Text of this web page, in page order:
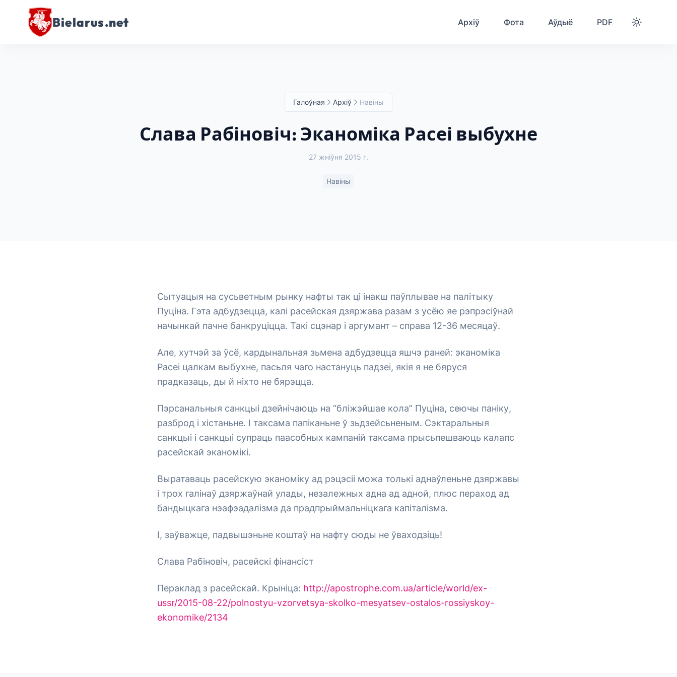
Bielarus.net Архіў Фота Аўдыё PDF
Галоўная Архіў Навіны
Слава Рабіновіч: Эканоміка Расеі выбухне
27 жніўня 2015 г.
Навіны
Сытуацыя на сусьветным рынку нафты так ці інакш паўплывае на палітыку
Пуціна. Гэта адбудзецца, калі расейская дзяржава разам з усёю яе рэпрэсіўнай
начынкай пачне банкруціцца. Такі сцэнар і аргумант – справа 12-36 месяцаў.
Але, хутчэй за ўсё, кардынальная зьмена адбудзецца яшчэ раней: эканоміка
Расеі цалкам выбухне, пасьля чаго настануць падзеі, якія я не бяруся
прадказаць, ды й ніхто не бярэцца.
Пэрсанальныя санкцыі дзейнічаюць на “бліжэйшае кола” Пуціна, сеючы паніку,
разброд і хістаньне. І таксама папіканьне ў зьдзейсьненым. Сэктаральныя
санкцыі і санкцыі супраць паасобных кампаній таксама прысьпешваюць калапс
расейскай эканомікі.
Выратаваць расейскую эканоміку ад рэцэсіі можа толькі аднаўленьне дзяржавы
і трох галінаў дзяржаўнай улады, незалежных адна ад адной, плюс пераход ад
бандыцкага нэафэадалізма да прадпрыймальніцкага капіталізма.
І, заўважце, падвышэньне коштаў на нафту сюды не ўваходзіць!
Слава Рабіновіч, расейскі фінансіст
Пераклад з расейскай. Крыніца: http://apostrophe.com.ua/article/world/ex-
ussr/2015-08-22/polnostyu-vzorvetsya-skolko-mesyatsev-ostalos-rossiyskoy-
ekonomike/2134